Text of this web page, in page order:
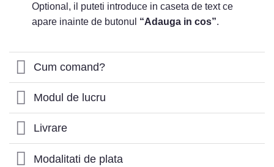
Optional, il puteti introduce in caseta de text ce
apare inainte de butonul “Adauga in cos”.
Cum comand?
Modul de lucru
Livrare
Modalitati de plata